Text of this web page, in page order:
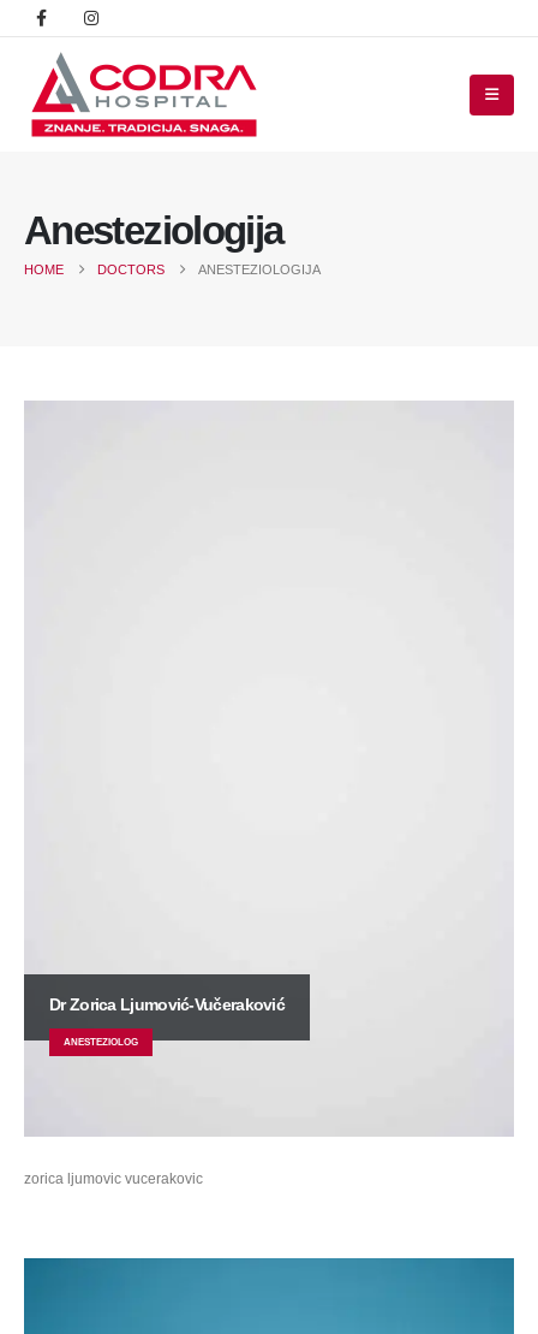
Anesteziologija
HOME DOCTORS ANESTEZIOLOGIJA
Dr Zorica Ljumović-Vučeraković
ANESTEZIOLOG
zorica ljumovic vucerakovic